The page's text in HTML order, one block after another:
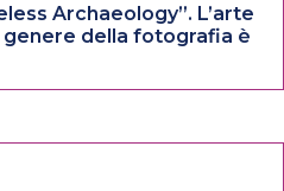
Archaeology”. L’arte
della fotografia è